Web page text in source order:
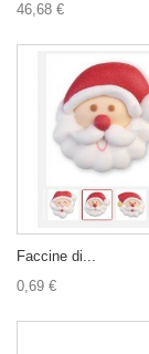
46,68 €
Faccine di...
0,69 €